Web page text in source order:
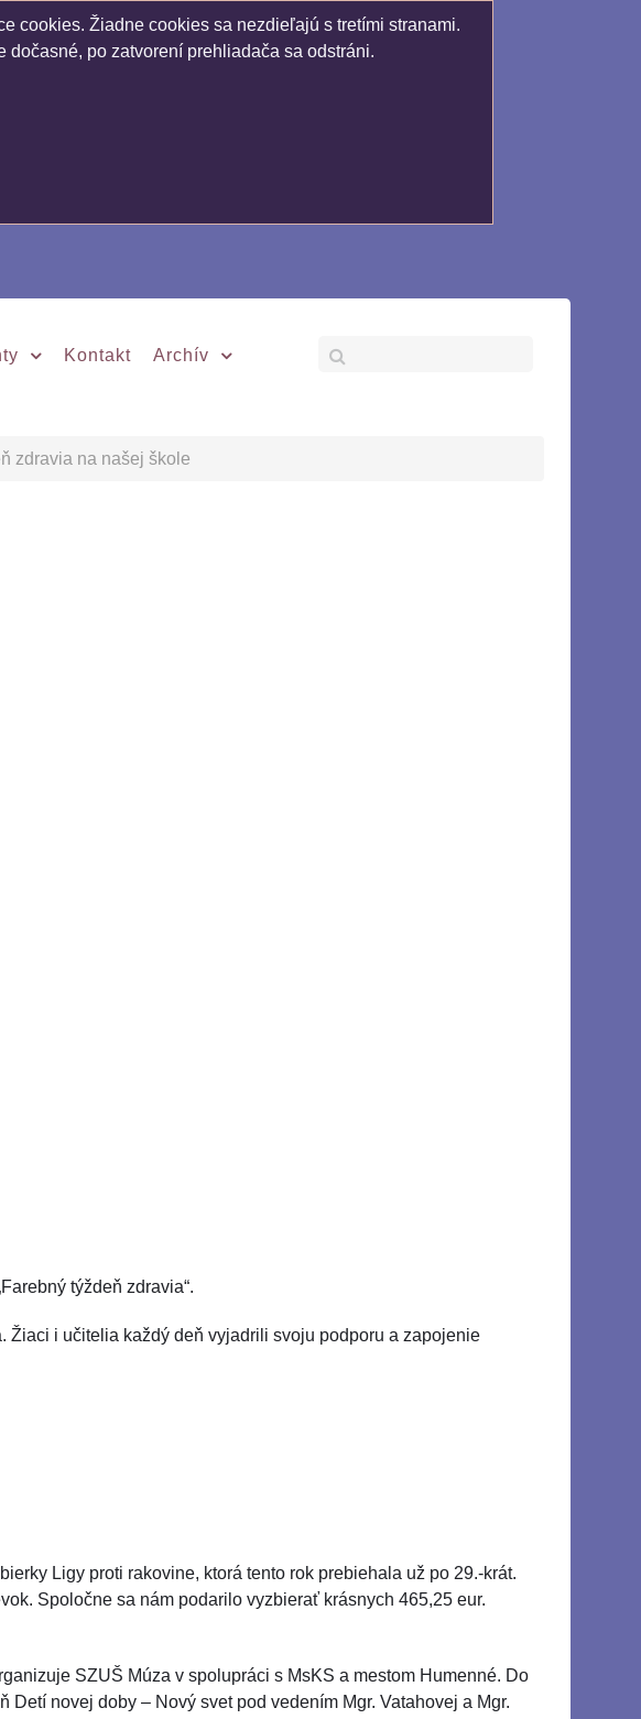
cookies. Žiadne cookies sa nezdieľajú s tretími stranami.
po zatvorení prehliadača sa odstráni.
Kontakt Archív
zdravia na našej škole
týždeň zdravia“.
i učitelia každý deň vyjadrili svoju podporu a zapojenie
Ligy proti rakovine, ktorá tento rok prebiehala už po 29.-krát.
Spoločne sa nám podarilo vyzbierať krásnych 465,25 eur.
SZUŠ Múza v spolupráci s MsKS a mestom Humenné. Do
novej doby – Nový svet pod vedením Mgr. Vatahovej a Mgr.